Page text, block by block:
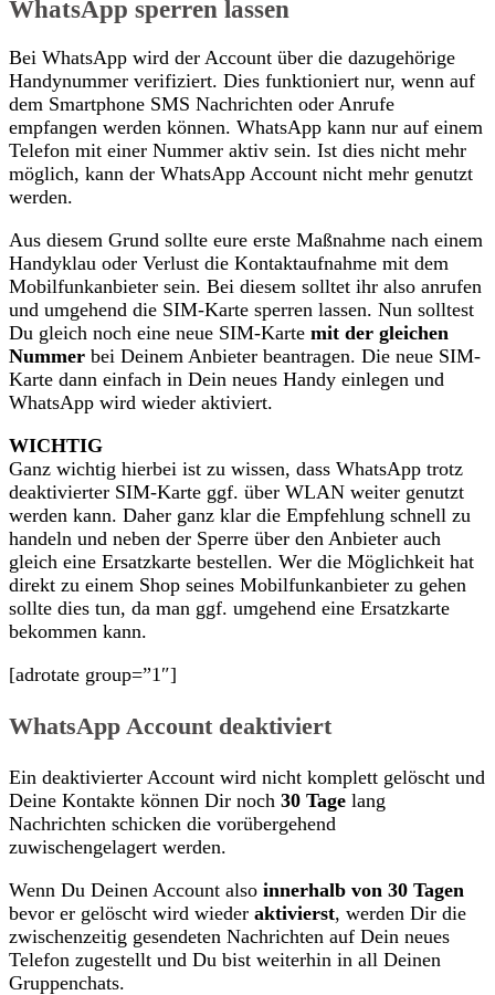
WhatsApp sperren lassen
Bei WhatsApp wird der Account über die dazugehörige
Handynummer verifiziert. Dies funktioniert nur, wenn auf
dem Smartphone SMS Nachrichten oder Anrufe
empfangen werden können. WhatsApp kann nur auf einem
Telefon mit einer Nummer aktiv sein. Ist dies nicht mehr
möglich, kann der WhatsApp Account nicht mehr genutzt
werden.
Aus diesem Grund sollte eure erste Maßnahme nach einem
Handyklau oder Verlust die Kontaktaufnahme mit dem
Mobilfunkanbieter sein. Bei diesem solltet ihr also anrufen
und umgehend die SIM-Karte sperren lassen. Nun solltest
Du gleich noch eine neue SIM-Karte mit der gleichen
Nummer bei Deinem Anbieter beantragen. Die neue SIM-
Karte dann einfach in Dein neues Handy einlegen und
WhatsApp wird wieder aktiviert.
WICHTIG
Ganz wichtig hierbei ist zu wissen, dass WhatsApp trotz
deaktivierter SIM-Karte ggf. über WLAN weiter genutzt
werden kann. Daher ganz klar die Empfehlung schnell zu
handeln und neben der Sperre über den Anbieter auch
gleich eine Ersatzkarte bestellen. Wer die Möglichkeit hat
direkt zu einem Shop seines Mobilfunkanbieter zu gehen
sollte dies tun, da man ggf. umgehend eine Ersatzkarte
bekommen kann.
[adrotate group=”1″]
WhatsApp Account deaktiviert
Ein deaktivierter Account wird nicht komplett gelöscht und
Deine Kontakte können Dir noch 30 Tage lang
Nachrichten schicken die vorübergehend
zuwischengelagert werden.
Wenn Du Deinen Account also innerhalb von 30 Tagen
bevor er gelöscht wird wieder aktivierst, werden Dir die
zwischenzeitig gesendeten Nachrichten auf Dein neues
Telefon zugestellt und Du bist weiterhin in all Deinen
Gruppenchats.